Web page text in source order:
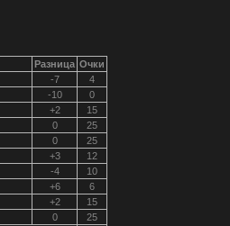
Разница Очки
-7
4
-10
0
+2
15
0
25
0
25
+3
12
-4
10
+6
6
+2
15
0
25